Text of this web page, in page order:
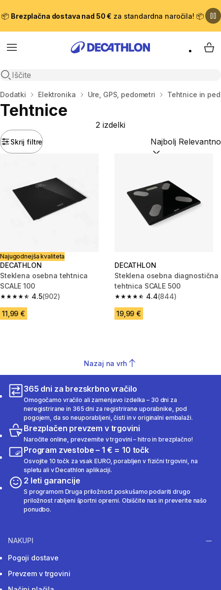
📦 Brezplačna dostava nad 50 € za standardna naročila! 📦
Meni
Odpri iskanje
Domov
Dodatki Elektronika Ure, GPS, pedometri Tehtnice in
Tehtnice
Skrij filtre
2 izdelki
Razvrsti po:
Najugodnejša kvaliteta
DECATHLON
Steklena osebna tehtnica
SCALE 100
4.5
4.5 od 5 zvezdic from 902 ocene
(902)
11,99 €
DECATHLON
Steklena osebna diagnostična
tehtnica SCALE 500
4.4
4.4 od 5 zvezdic from 844
(844)
19,99 €
Nazaj na vrh
365 dni za brezskrbno vračilo
Omogočamo vračilo ali zamenjavo izdelka – 30 dni za
neregistrirane in 365 dni za registrirane uporabnike, pod
pogojem, da so neuporabljeni, čisti in v originalni embalaži.
Brezplačen prevzem v trgovini
Naročite online, prevzemite v trgovini – hitro in brezplačno!
Program zvestobe – 1 € = 10 točk
Osvojite 10 točk za vsak EURO, porabljen v fizični trgovini, na
spletu ali v Decathlon aplikaciji.
2 leti garancije
S programom Druga priložnost poskušamo podariti drugo
priložnost rabljeni športni opremi. Obiščite nas in preverite našo
ponudbo.
NAKUPI
Pogoji dostave
Prevzem v trgovini